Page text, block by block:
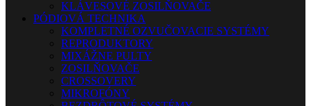
KLÁVESOVÉ ZOSILŇOVAČE
PÓDIOVÁ TECHNIKA
KOMPLETNÉ OZVUČOVACIE SYSTÉMY
REPRODUKTORY
MIXÁŽNE PULTY
ZOSILŇOVAČE
CROSSOVERY
MIKROFÓNY